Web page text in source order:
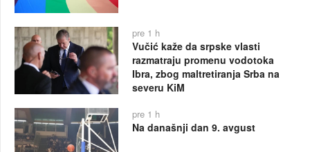
pre 1 h
Vučić kaže da srpske vlasti
razmatraju promenu vodotoka
Ibra, zbog maltretiranja Srba na
severu KiM
pre 1 h
Na današnji dan 9. avgust